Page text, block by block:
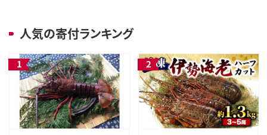
人気の寄付ランキング